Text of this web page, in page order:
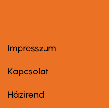
Footer
first
Impresszum
Kapcsolat
Footer
Házirend